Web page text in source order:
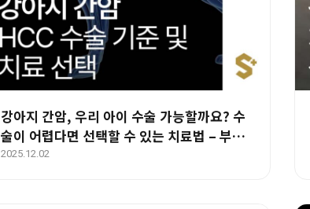
강아지 간암, 우리 아이 수술 가능할까요? 수
술이 어렵다면 선택할 수 있는 치료법 – 부산·
양산·울산 동물병원 에스동물암센터
2025.12.02